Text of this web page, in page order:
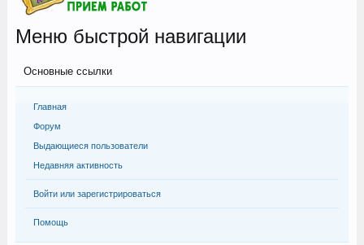
Меню быстрой навигации
Основные ссылки
Главная
Форум
Выдающиеся пользователи
Недавняя активность
Войти или зарегистрироваться
Помощь